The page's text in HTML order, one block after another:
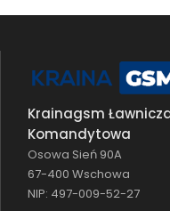
Krainagsm
Komandytowa
Osowa Sień 90A
67-400 Wschowa
NIP: 497-009-52-27